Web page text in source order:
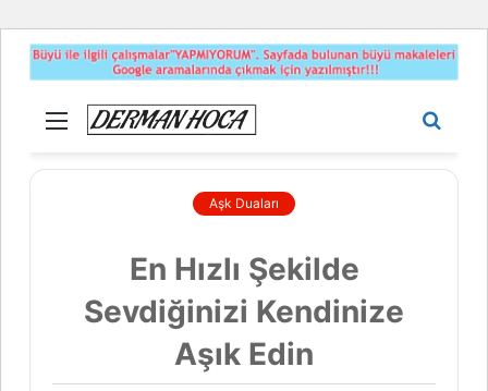
Menü
Aşk Duaları
En Hızlı Şekilde
Sevdiğinizi Kendinize
Aşık Edin